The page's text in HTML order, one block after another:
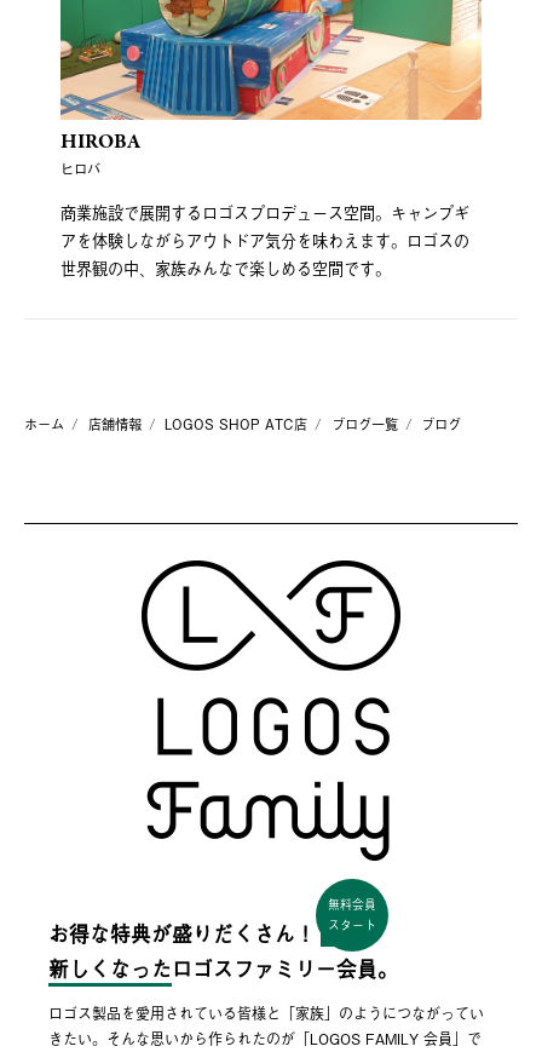
HIROBA
ヒロバ
商業施設で展開するロゴスプロデュース空間。キャンプギ
アを体験しながらアウトドア気分を味わえます。ロゴスの
世界観の中、家族みんなで楽しめる空間です。
ホーム 店舗情報 LOGOS SHOP ATC店 ブログ一覧 ブログ
お得な特典が盛りだくさん！
無料会員
スタート
新しくなった ロゴスファミリー会員。
ロゴス製品を愛用されている皆様と「家族」のようにつながってい
きたい。そんな思いから作られたのが「LOGOS FAMILY 会員」で